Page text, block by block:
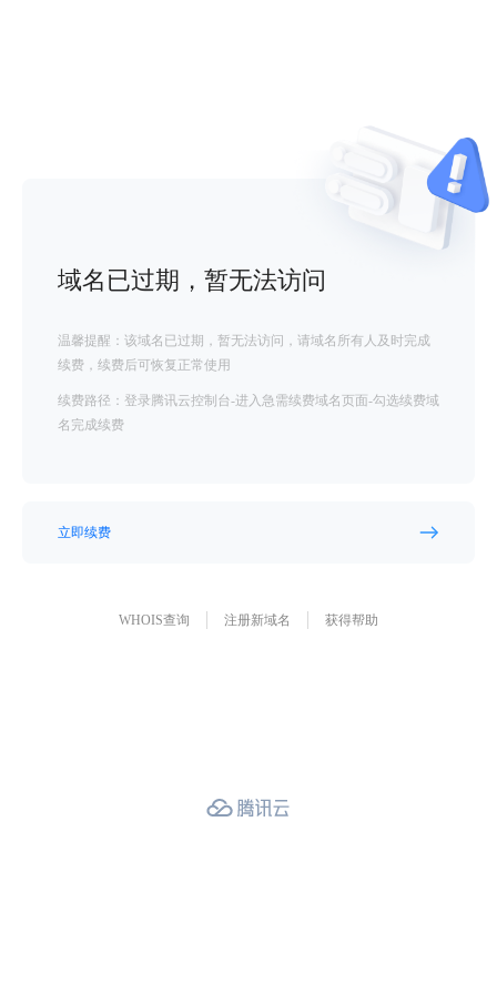
域名已过期，暂无法访问
温馨提醒：该域名已过期，暂无法访问，请域名所有人及时完成
续费，续费后可恢复正常使用
续费路径：登录腾讯云控制台-进入急需续费域名页面-勾选续费域
名完成续费
立即续费
WHOIS查询 注册新域名 获得帮助